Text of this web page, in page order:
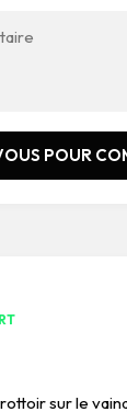
POUR
sur le